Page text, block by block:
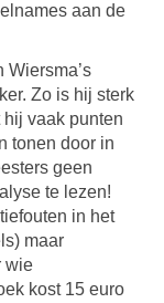
aan de
Wiersma’s
Zo is hij sterk
vaak punten
tonen door in
geen
te lezen!
in het
maar
wie
kost 15 euro